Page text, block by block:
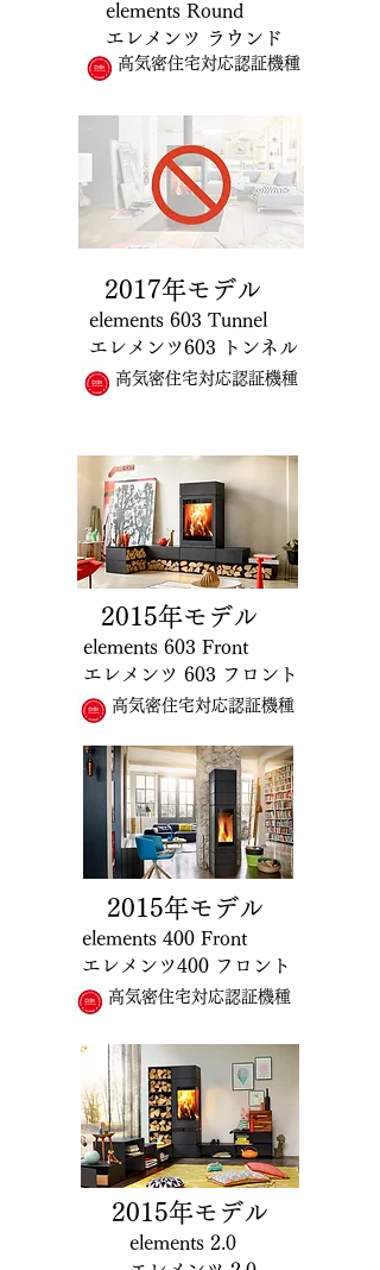
2015年モデル
elements 603 Front
エレメンツ 603 フロント
高気密住宅対応認証機種
2015年モデル
elements 400 Front
エレメンツ400 フロント
高気密住宅対応認証機種
2015年モデル
elements 2.0
elements Round
エレメンツ ラウンド
高気密住宅対応認証機種
2017年モデル
elements 603 Tunnel
エレメンツ603 トンネル
高気密住宅対応認証機種